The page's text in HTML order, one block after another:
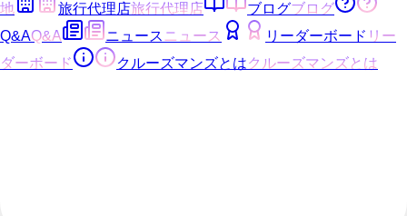
地
旅行代理店旅行代理店 ブログブログ
Q&AQ&A ニュース ニュース リーダーボード リー
ダーボード
クルーズマンズとはクルーズマンズとは